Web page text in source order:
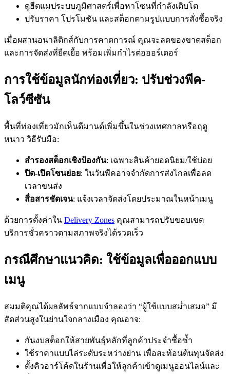
ดูฮีตแมประบบภูมิศาสตร์เพื่อหาโซนที่กำลังเติบโต
ปรับราคา โปรโมชัน และสต็อกตามรูปแบบการสั่งซื้อจริง
เมื่อผสานอนาลิติกส์กับการคาดการณ์ คุณจะลดของขาดสต็อก
และการจัดส่งที่ยืดเยื้อ พร้อมเพิ่มกำไรต่อออร์เดอร์
การใช้ข้อมูลนักท่องเที่ยว: ปรับช่วงพีค-
โลว์ซีซัน
พื้นที่ท่องเที่ยวมักเห็นดีมานด์เพิ่มขึ้นในช่วงเทศกาลหรือฤดู
หนาว วิธีรับมือ:
สำรองสต็อกเชิงป้องกัน: เฉพาะสินค้ายอดนิยม/ใช้บ่อย
ปิด-เปิดโซนย่อย: ในวันพีคอาจจำกัดการส่งไกลเพื่อลด
เวลาขนส่ง
สื่อสารชัดเจน: แจ้งเวลาจัดส่งโดยประมาณในหน้าเมนู
ด้วยการตั้งค่าใน Delivery Zones คุณสามารถปรับขอบเขต
บริการชั่วคราวตามสภาพจริงได้รวดเร็ว
กรณีศึกษาแนวคิด: ใช้ข้อมูลเพื่อออกแบบ
เมนู
สมมติคุณได้ผลลัพธ์จากแบบจำลองว่า “ผู้ใช้แบบสม่ำเสมอ” มี
สัดส่วนสูงในย่านใจกลางเมือง คุณอาจ:
กันงบสต็อกให้สายพันธุ์หลักที่ลูกค้าประจำซื้อซ้ำ
ใช้ราคาแบบไล่ระดับระหว่างย่าน เพื่อสะท้อนต้นทุนจัดส่ง
ตั้งคิวอาร์โค้ดในร้านเพื่อให้ลูกค้าเข้าดูเมนูออนไลน์และ